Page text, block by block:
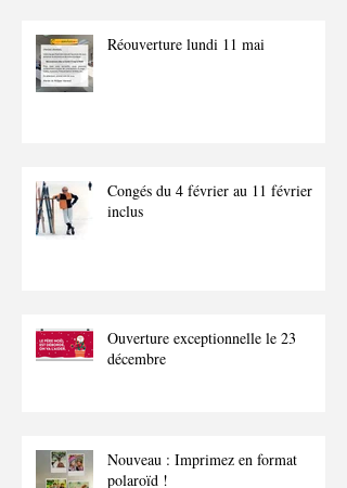
Réouverture lundi 11 mai
Congés du 4 février au 11 février
inclus
Ouverture exceptionnelle le 23
décembre
Nouveau : Imprimez en format
polaroïd !